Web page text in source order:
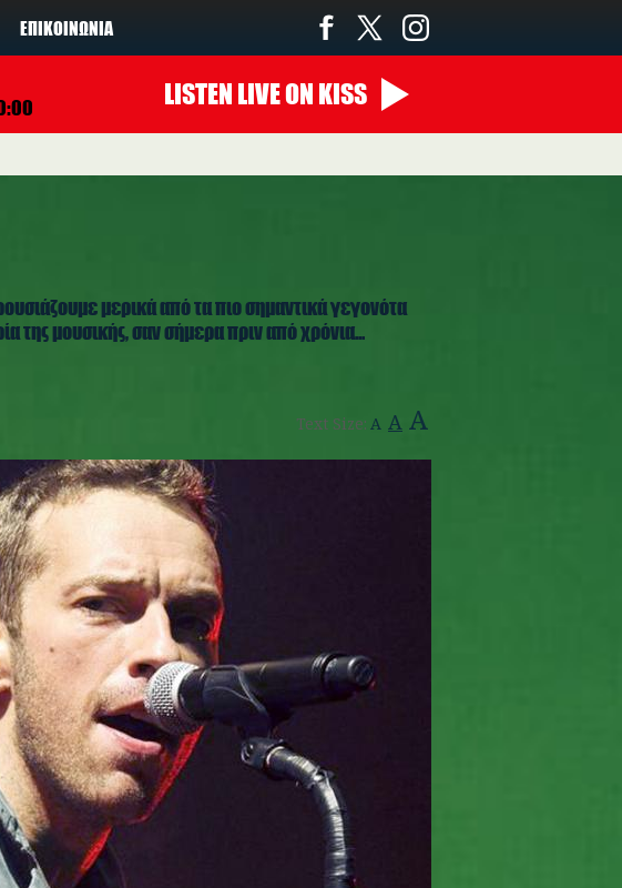
ΕΠΙΚΟΙΝΩΝΊΑ
LISTEN LIVEON KISS
μερικά από τα πιο σημαντικά γεγονότα
της μουσικής, σαν σήμερα πριν από χρόνια...
Text Size: A A A